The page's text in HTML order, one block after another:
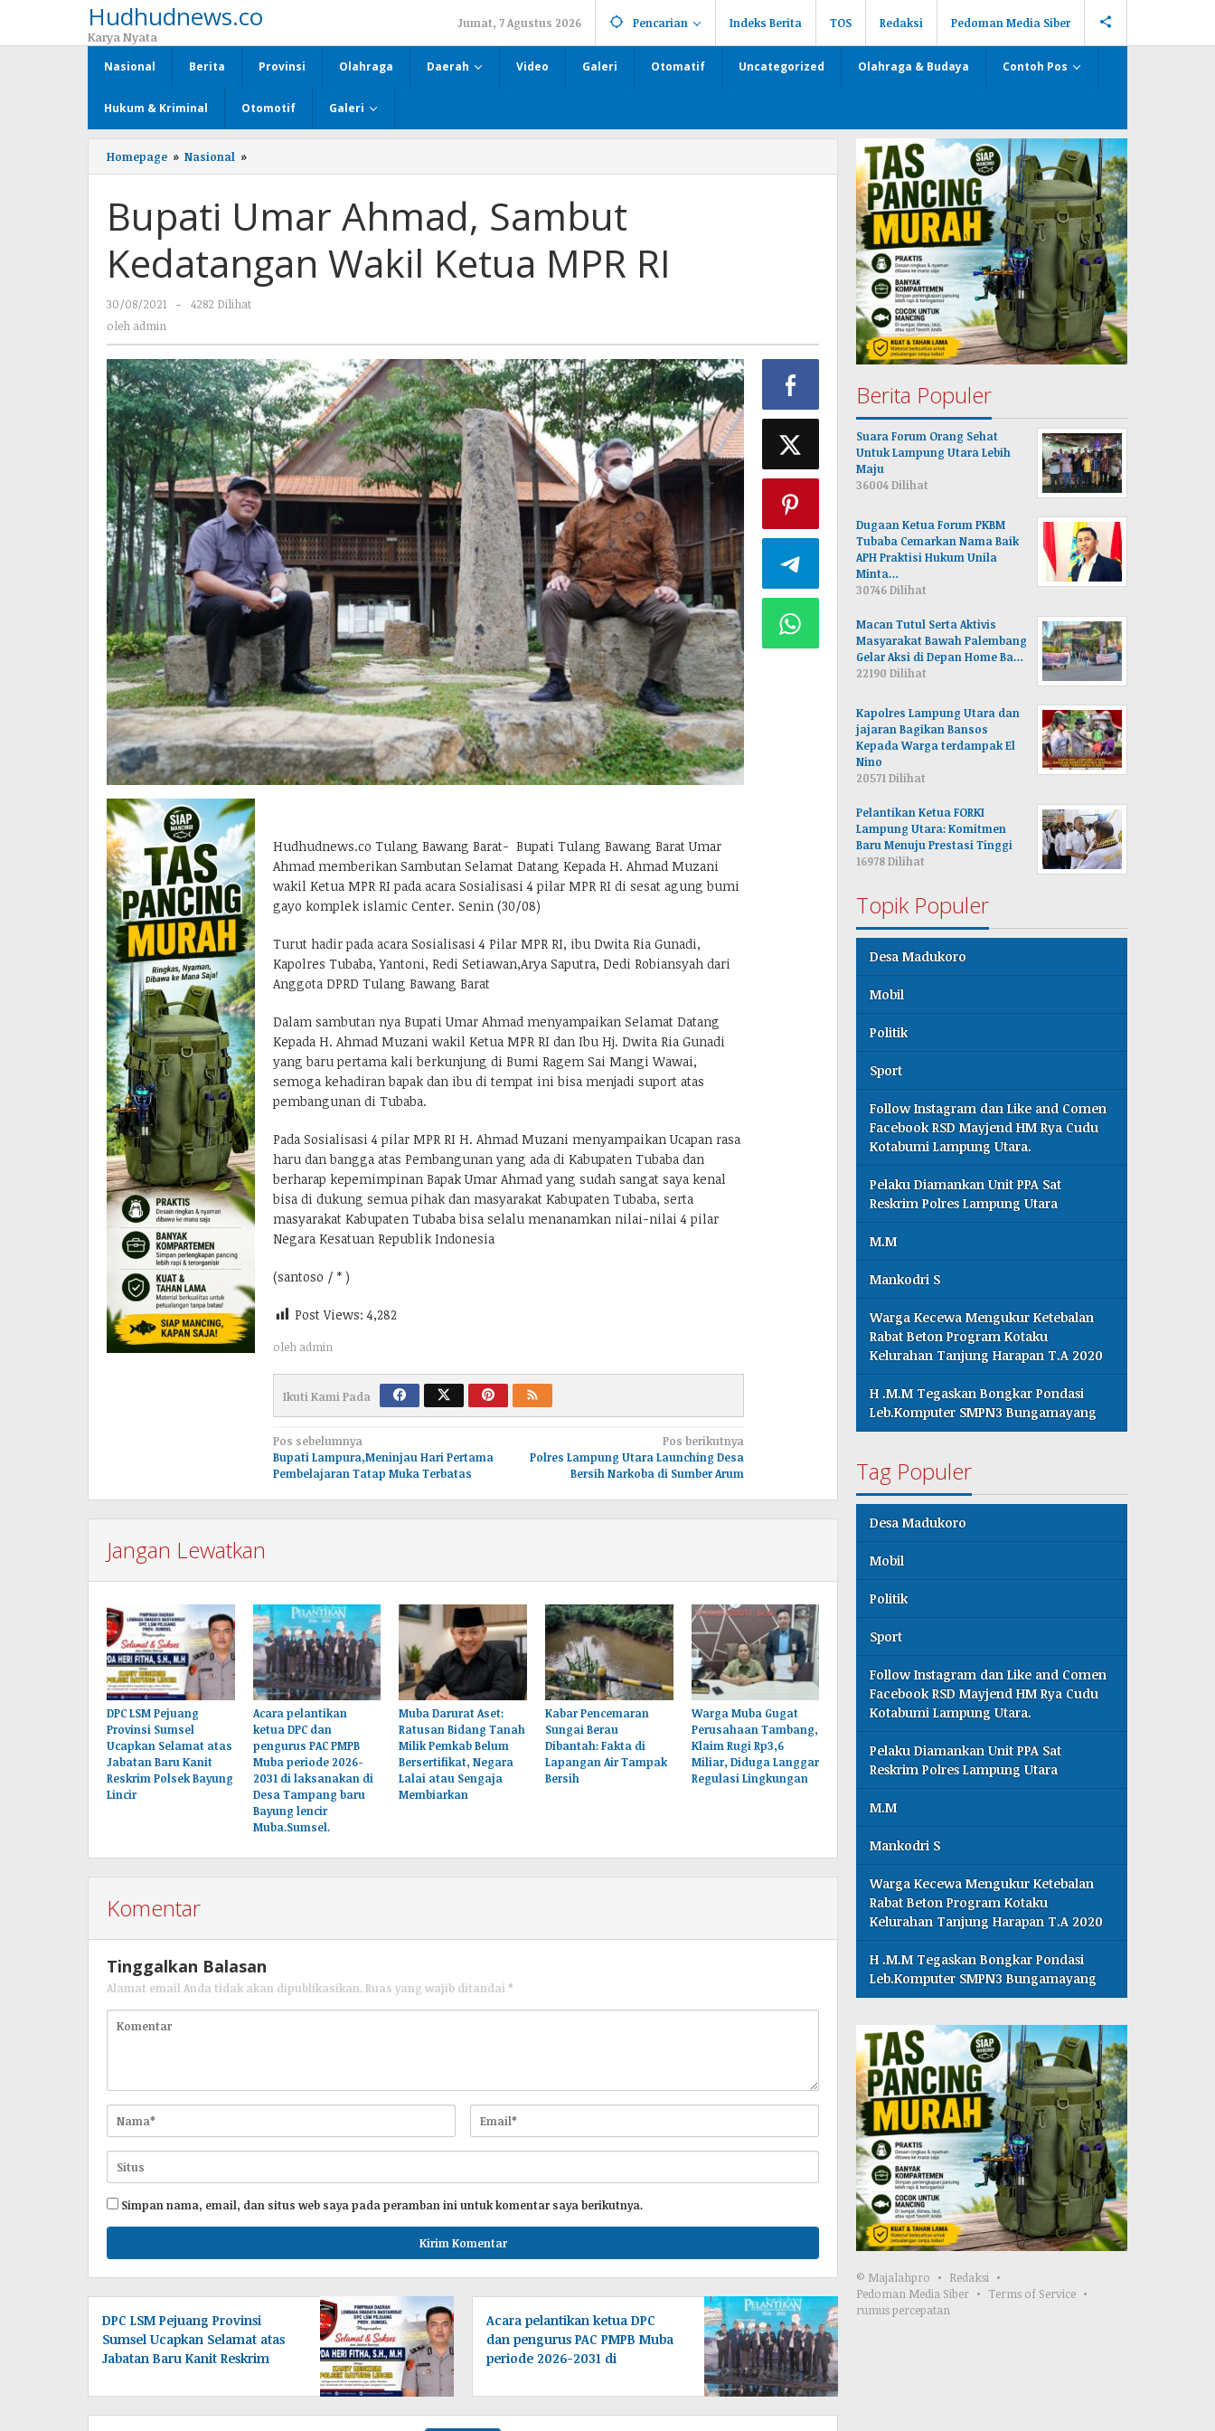
Hudhudnews.co
Karya Nyata
Jumat, 7 Agustus 2026 Pencarian Indeks Berita TOS Redaksi Pedoman Media Siber
Nasional Berita Provinsi Olahraga Daerah Video Galeri Otomatif Uncategorized Olahraga & Budaya Contoh Pos
Hukum & Kriminal Otomotif Galeri
Homepage » Nasional »
Umar
Sambut
Kedatangan
Ketua
MPR
RI
Bupati Umar Ahmad, Sambut
Kedatangan Wakil Ketua MPR RI
30/08/2021
oleh
-
4282 Dilihat
oleh admin
Hudhudnews.co Tulang Bawang Barat- Bupati Tulang Bawang Barat Umar
Ahmad memberikan Sambutan Selamat Datang Kepada H. Ahmad Muzani
wakil Ketua MPR RI pada acara Sosialisasi 4 pilar MPR RI di sesat agung bumi
gayo komplek islamic Center. Senin (30/08)
Turut hadir pada acara Sosialisasi 4 Pilar MPR RI, ibu Dwita Ria Gunadi,
Kapolres Tubaba, Yantoni, Redi Setiawan,Arya Saputra, Dedi Robiansyah dari
Anggota DPRD Tulang Bawang Barat
Dalam sambutan nya Bupati Umar Ahmad menyampaikan Selamat Datang
Kepada H. Ahmad Muzani wakil Ketua MPR RI dan Ibu Hj. Dwita Ria Gunadi
yang baru pertama kali berkunjung di Bumi Ragem Sai Mangi Wawai,
semoga kehadiran bapak dan ibu di tempat ini bisa menjadi suport atas
pembangunan di Tubaba.
Pada Sosialisasi 4 pilar MPR RI H. Ahmad Muzani menyampaikan Ucapan rasa
haru dan bangga atas Pembangunan yang ada di Kabupaten Tubaba dan
berharap kepemimpinan Bapak Umar Ahmad yang sudah sangat saya kenal
bisa di dukung semua pihak dan masyarakat Kabupaten Tubaba, serta
masyarakat Kabupaten Tubaba bisa selalu menanamkan nilai-nilai 4 pilar
Negara Kesatuan Republik Indonesia
(santoso / * )
Post Views: 4,282
oleh admin
Ikuti Kami Pada
Navigasi
pos
Pos sebelumnya
Bupati Lampura,Meninjau Hari Pertama
Pembelajaran Tatap Muka Terbatas
Pos berikutnya
Polres Lampung Utara Launching Desa
Bersih Narkoba di Sumber Arum
Jangan Lewatkan
DPC LSM Pejuang
Provinsi Sumsel
Ucapkan Selamat atas
Jabatan Baru Kanit
Reskrim Polsek Bayung
Lincir
Acara pelantikan
ketua DPC dan
pengurus PAC PMPB
Muba periode 2026-
2031 di laksanakan di
Desa Tampang baru
Bayung lencir
Muba.Sumsel.
Muba Darurat Aset:
Ratusan Bidang Tanah
Milik Pemkab Belum
Bersertifikat, Negara
Lalai atau Sengaja
Membiarkan
Kabar Pencemaran
Sungai Berau
Dibantah: Fakta di
Lapangan Air Tampak
Bersih
Warga Muba Gugat
Perusahaan Tambang,
Klaim Rugi Rp3,6
Miliar, Diduga Langgar
Regulasi Lingkungan
Komentar
Tinggalkan Balasan
Alamat email Anda tidak akan dipublikasikan. Ruas yang wajib ditandai *
Simpan nama, email, dan situs web saya pada peramban ini untuk komentar saya berikutnya.
DPC LSM Pejuang Provinsi
Sumsel Ucapkan Selamat atas
Jabatan Baru Kanit Reskrim
Acara pelantikan ketua DPC
dan pengurus PAC PMPB Muba
periode 2026-2031 di
baru Bayung lencir
Muba.Sumsel.
Berita Populer
Suara Forum Orang Sehat
Untuk Lampung Utara Lebih
Maju
36004 Dilihat
Dugaan Ketua Forum PKBM
Tubaba Cemarkan Nama Baik
APH Praktisi Hukum Unila
Minta…
30746 Dilihat
Macan Tutul Serta Aktivis
Masyarakat Bawah Palembang
Gelar Aksi di Depan Home Ba…
22190 Dilihat
Kapolres Lampung Utara dan
jajaran Bagikan Bansos
Kepada Warga terdampak El
Nino
20571 Dilihat
Pelantikan Ketua FORKI
Lampung Utara: Komitmen
Baru Menuju Prestasi Tinggi
16978 Dilihat
Topik Populer
Desa Madukoro
Mobil
Politik
Sport
Follow Instagram dan Like and Comen
Facebook RSD Mayjend HM Rya Cudu
Kotabumi Lampung Utara.
Pelaku Diamankan Unit PPA Sat
Reskrim Polres Lampung Utara
M.M
Mankodri S
Warga Kecewa Mengukur Ketebalan
Rabat Beton Program Kotaku
Kelurahan Tanjung Harapan T.A 2020
H .M.M Tegaskan Bongkar Pondasi
Leb.Komputer SMPN3 Bungamayang
Tag Populer
Desa Madukoro
Mobil
Politik
Sport
Follow Instagram dan Like and Comen
Facebook RSD Mayjend HM Rya Cudu
Kotabumi Lampung Utara.
Pelaku Diamankan Unit PPA Sat
Reskrim Polres Lampung Utara
M.M
Mankodri S
Warga Kecewa Mengukur Ketebalan
Rabat Beton Program Kotaku
Kelurahan Tanjung Harapan T.A 2020
H .M.M Tegaskan Bongkar Pondasi
Leb.Komputer SMPN3 Bungamayang
© Majalahpro
Redaksi
Pedoman Media Siber
Terms of Service
rumus percepatan